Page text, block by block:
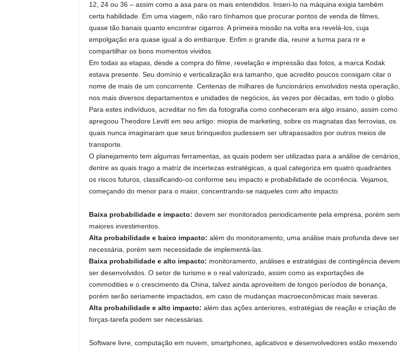
12, 24 ou 36 – assim como a asa para os mais entendidos. Inseri-lo na máquina exigia também
certa habilidade. Em uma viagem, não raro tínhamos que procurar pontos de venda de filmes,
quase tão banais quanto encontrar cigarros. A primeira missão na volta era revelá-los, cuja
empolgação era quase igual a do embarque. Enfim o grande dia, reunir a turma para rir e
compartilhar os bons momentos vividos.
Em todas as etapas, desde a compra do filme, revelação e impressão das fotos, a marca Kodak
estava presente. Seu domínio e verticalização era tamanho, que acredito poucos consigam citar o
nome de mais de um concorrente. Centenas de milhares de funcionários envolvidos nesta operação,
nos mais diversos departamentos e unidades de negócios, às vezes por décadas, em todo o globo.
Para estes indivíduos, acreditar no fim da fotografia como conheceram era algo insano, assim como
apregoou Theodore Levitt em seu artigo: miopia de marketing, sobre os magnatas das ferrovias, os
quais nunca imaginaram que seus brinquedos pudessem ser ultrapassados por outros meios de
transporte.
O planejamento tem algumas ferramentas, as quais podem ser utilizadas para a análise de cenários,
dentre as quais trago a matriz de incertezas estratégicas, a qual categoriza em quatro quadrantes
os riscos futuros, classificando-os conforme seu impacto e probabilidade de ocorrência. Vejamos,
começando do menor para o maior, concentrando-se naqueles com alto impacto.
Baixa probabilidade e impacto: devem ser monitorados periodicamente pela empresa, porém sem
maiores investimentos.
Alta probabilidade e baixo impacto: além do monitoramento, uma análise mais profunda deve ser
necessária, porém sem necessidade de implementá-las.
Baixa probabilidade e alto impacto: monitoramento, análises e estratégias de contingência devem
ser desenvolvidos. O setor de turismo e o real valorizado, assim como as exportações de
commodities e o crescimento da China, talvez ainda aproveitem de longos períodos de bonança,
porém serão seriamente impactados, em caso de mudanças macroeconômicas mais severas.
Alta probabilidade e alto impacto: além das ações anteriores, estratégias de reação e criação de
forças-tarefa podem ser necessárias.
Software livre, computação em nuvem, smartphones, aplicativos e desenvolvedores estão mexendo